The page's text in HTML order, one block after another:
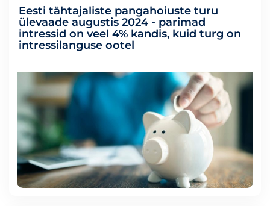
Eesti tähtajaliste pangahoiuste turu
ülevaade augustis 2024 - parimad
intressid on veel 4% kandis, kuid turg on
intressilanguse ootel